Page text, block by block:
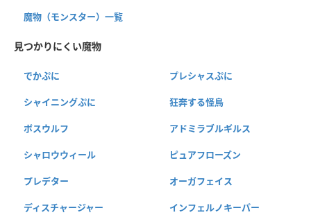
魔物（モンスター）一覧
見つかりにくい魔物
でかぷに プレシャスぷに
シャイニングぷに 狂奔する怪鳥
ボスウルフ アドミラブルギルス
シャロウウィール ピュアフローズン
プレデター オーガフェイス
ディスチャージャー インフェルノキーパー